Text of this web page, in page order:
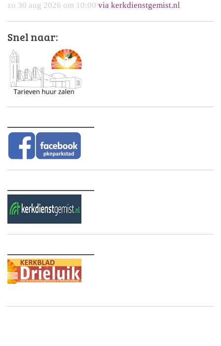
zo 30 aug 2026 om 10:00 via kerkdienstgemist.nl
Snel naar: